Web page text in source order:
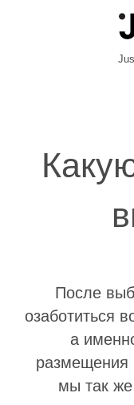
После
озаботиться
а
размещения
мы так